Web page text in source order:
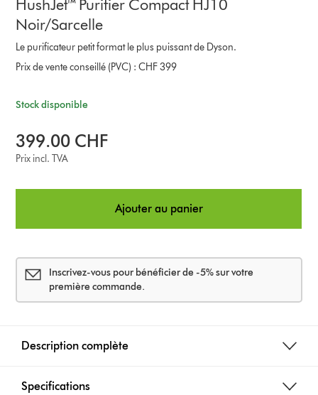
HushJet™ Purifier Compact HJ10
Noir/Sarcelle
Le purificateur petit format le plus puissant de Dyson.
Prix de vente conseillé (PVC) : CHF 399
Stock disponible
399.00 CHF
Prix incl. TVA
Ajouter au panier
Inscrivez-vous pour bénéficier de -5% sur votre
première commande.
Description complète
Specifications